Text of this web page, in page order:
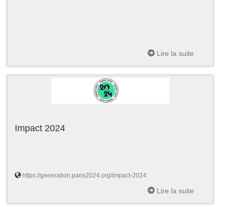
Lire la suite
Impact 2024
https://generation.paris2024.org/impact-2024
Lire la suite